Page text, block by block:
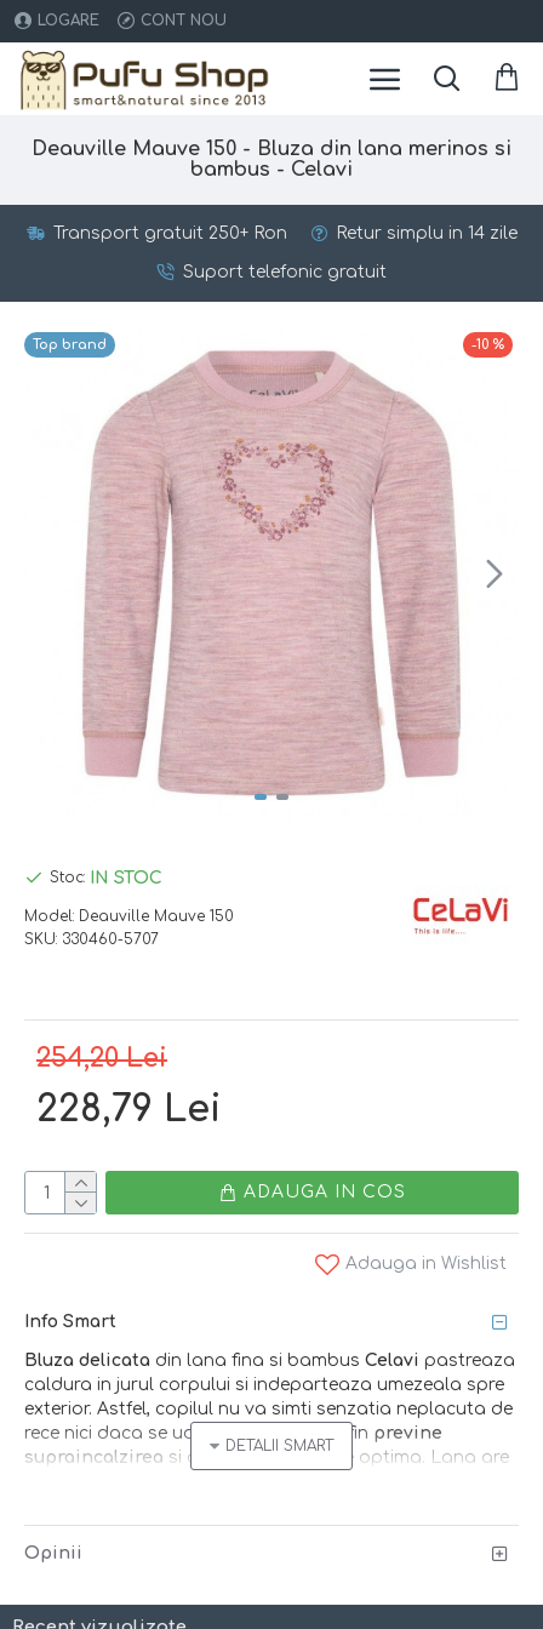
LOGARE CONT NOU
Deauville Mauve 150 - Bluza din lana merinos si
bambus - Celavi
Transport gratuit 250+ Ron Retur simplu in 14 zile
Suport telefonic gratuit
Top brand -10 %
254,20 Lei
228,79 Lei
Stoc: IN STOC
Model: Deauville Mauve 150
SKU: 330460-5707
ADAUGA IN COS
Adauga in Wishlist
Info Smart
Bluza delicata din lana fina si bambus Celavi pastreaza
caldura in jurul corpului si indeparteaza umezeala spre
exterior. Astfel, copilul nu va simti senzatia neplacuta de
rece nici daca se uda! Reglajul termic fin previne
supraincalzirea si asigura o ventilatie optima. Lana are
de langa corp. Este materialul cel maibine tolerat de
pielea cu tendinta spre atopie.
Alegerea smart pentru
simplist, specific stilului nordic, minimalist si practic.
Opinii